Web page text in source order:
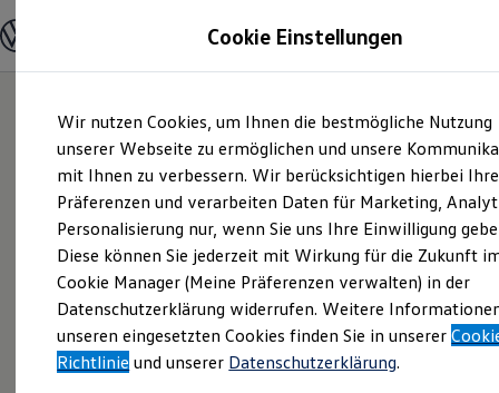
Hauptinhalt
springen
Footer
springen
Modelle und Konfigurator
Modelle vergleichen
Elektroautos
ENERGY Sondermodelle
Nutzfahrzeuge
SUV und CUV
Familienautos
Kombis
Kompaktwagen
Sportwagen
Schnell verfügbare Fahrzeuge
Angebote und Produkte
Aktuelle Angebote
E-Auto-Förderung
Volkswagen Marktplatz
Cookie Einstellungen
Wir nutzen Cookies, um Ihnen die bestmögliche Nutzung
unserer Webseite zu ermöglichen und unsere
mit Ihnen zu verbessern. Wir berücksichtigen hierbei Ihre
Präferenzen und verarbeiten Daten für Marketing,
Personalisierung nur, wenn Sie uns Ihre Einwilligung
Diese können Sie jederzeit mit Wirkung für die Zukunft
Cookie Manager (Meine Präferenzen verwalten) in der
Datenschutzerklärung widerrufen. Weitere
unseren eingesetzten Cookies finden Sie in unserer
Richtlinie und unserer Datenschutzerklärung.